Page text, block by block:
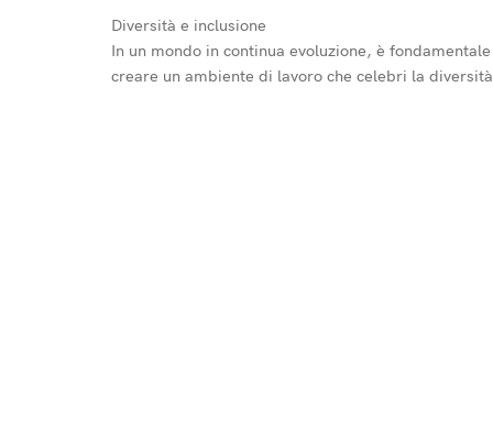
Diversità e inclusione
In un mondo in continua evoluzione, è
creare un ambiente di lavoro che celebri la